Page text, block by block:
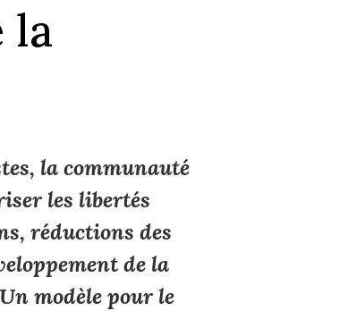
la
la communauté
les libertés
réductions des
de la
modèle pour le